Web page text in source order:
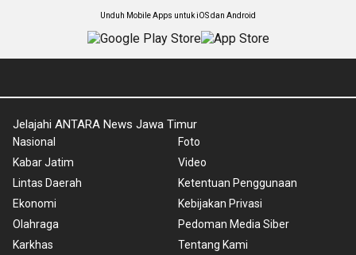
Unduh Mobile Apps untuk iOS dan Android
Jelajahi ANTARA News Jawa Timur
Nasional
Kabar Jatim
Lintas Daerah
Ekonomi
Olahraga
Karkhas
Foto
Video
Ketentuan Penggunaan
Kebijakan Privasi
Pedoman Media Siber
Tentang Kami